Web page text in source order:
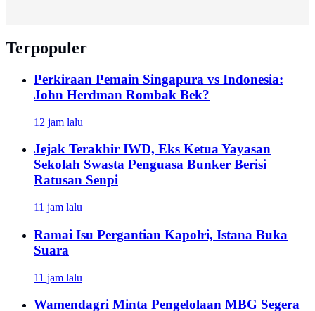
Terpopuler
Perkiraan Pemain Singapura vs Indonesia:
John Herdman Rombak Bek?
12 jam lalu
Jejak Terakhir IWD, Eks Ketua Yayasan
Sekolah Swasta Penguasa Bunker Berisi
Ratusan Senpi
11 jam lalu
Ramai Isu Pergantian Kapolri, Istana Buka
Suara
11 jam lalu
Wamendagri Minta Pengelolaan MBG Segera